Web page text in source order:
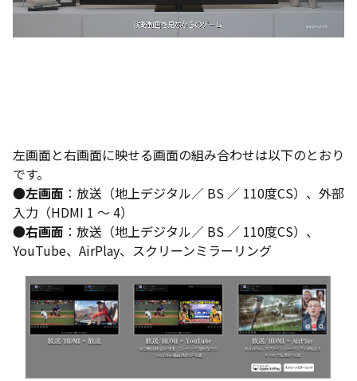
左画面と右画面に映せる画面の組み合わせは以下のとおり
です。
●左画面 ：放送（地上デジタル／ BS ／ 110度CS）、外部
入力（HDMI 1 ～ 4）
●右画面 ：放送（地上デジタル／ BS ／ 110度CS）、
YouTube、AirPlay、スクリーンミラーリング